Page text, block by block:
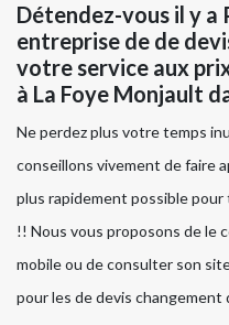
Détendez-vous il y a
entreprise de de
votre service aux
à La Foye Monjault
Ne perdez plus votre temps
conseillons vivement de faire
plus rapidement possible
!! Nous vous proposons de le
mobile ou de consulter son
pour les de devis changement